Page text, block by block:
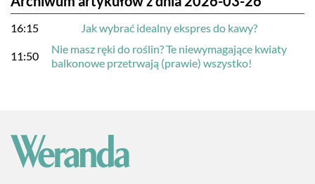
16:15 Jak wybrać idealny ekspres do kawy?
11:50
Nie masz ręki do roślin? Te niewymagające kwiaty
balkonowe przetrwają (prawie) wszystko!